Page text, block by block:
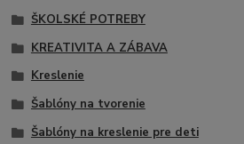
ŠKOLSKÉ POTREBY
KREATIVITA A ZÁBAVA
Kreslenie
Šablóny na tvorenie
Šablóny na kreslenie pre deti